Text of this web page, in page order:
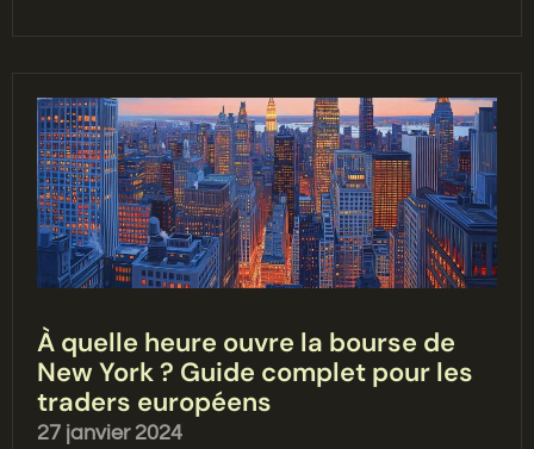
À quelle heure ouvre la bourse de
New York ? Guide complet pour les
traders européens
27 janvier 2024